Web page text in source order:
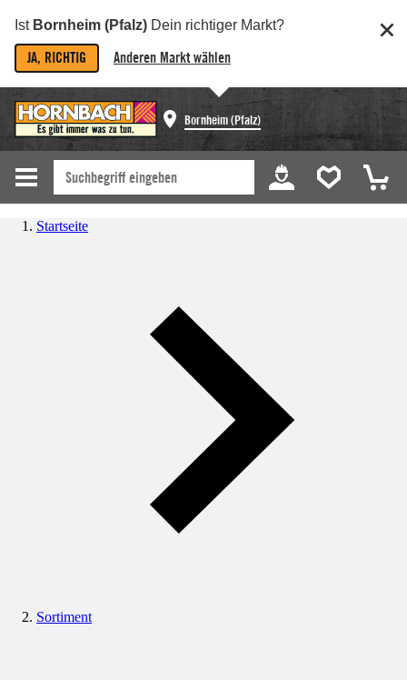
Ist Bornheim (Pfalz) Dein richtiger Markt?
JA, RICHTIG Anderen Markt wählen
Bornheim (Pfalz)
Startseite
Sortiment